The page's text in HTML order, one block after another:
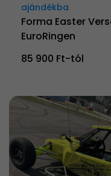
ajándékba
Forma Easter
EuroRingen
85 900 Ft-tól